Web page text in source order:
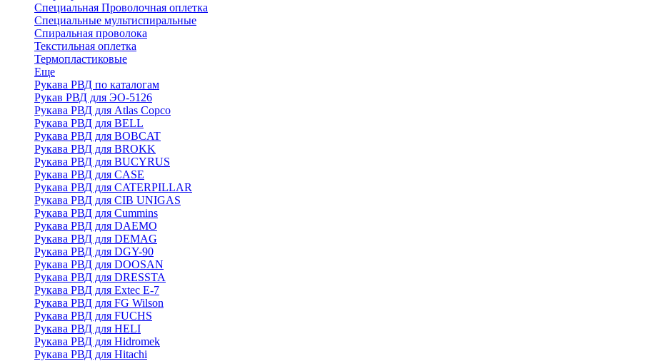
Специальная Проволочная оплетка
Специальные мультиспиральные
Спиральная проволока
Текстильная оплетка
Термопластиковые
Еще
Рукава РВД по каталогам
Рукав РВД для ЭО-5126
Рукава РВД для Atlas Copco
Рукава РВД для BELL
Рукава РВД для BOBCAT
Рукава РВД для BROKK
Рукава РВД для BUCYRUS
Рукава РВД для CASE
Рукава РВД для CATERPILLAR
Рукава РВД для CIB UNIGAS
Рукава РВД для Cummins
Рукава РВД для DAEMO
Рукава РВД для DEMAG
Рукава РВД для DGY-90
Рукава РВД для DOOSAN
Рукава РВД для DRESSTA
Рукава РВД для Extec E-7
Рукава РВД для FG Wilson
Рукава РВД для FUCHS
Рукава РВД для HELI
Рукава РВД для Hidromek
Рукава РВД для Hitachi